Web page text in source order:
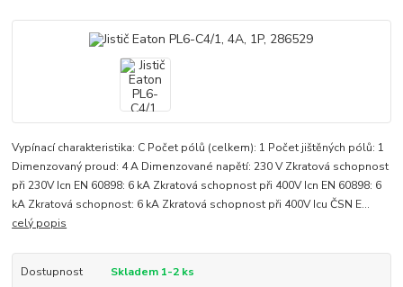
Vypínací charakteristika: C Počet pólů (celkem): 1 Počet jištěných pólů: 1
Dimenzovaný proud: 4 A Dimenzované napětí: 230 V Zkratová schopnost
při 230V Icn EN 60898: 6 kA Zkratová schopnost při 400V Icn EN 60898: 6
kA Zkratová schopnost: 6 kA Zkratová schopnost při 400V Icu ČSN E...
celý popis
Dostupnost
Skladem 1-2 ks